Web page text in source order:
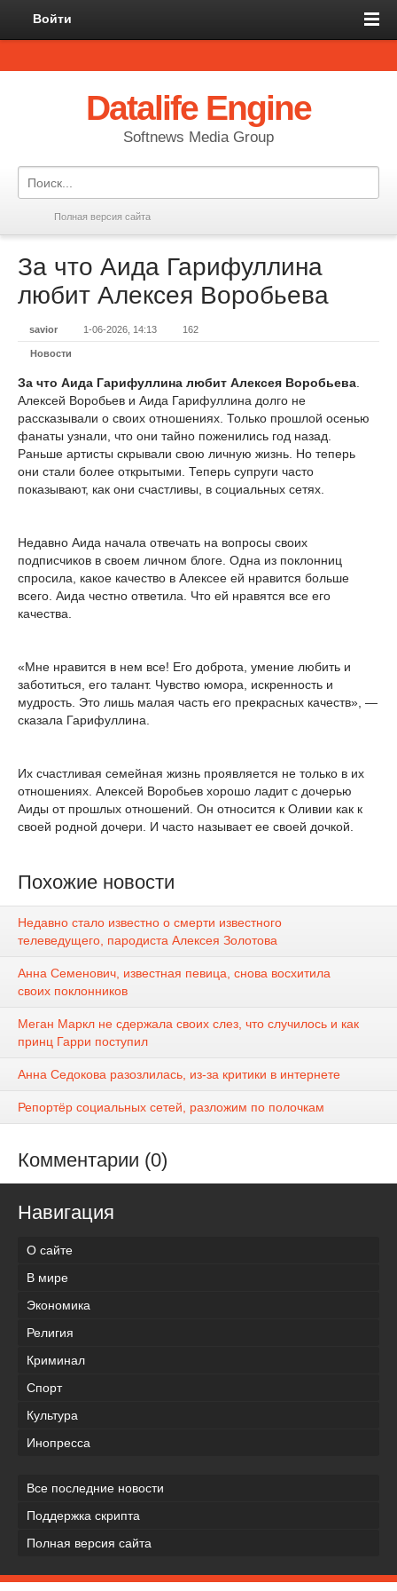
Войти
Datalife Engine
Softnews Media Group
Полная версия сайта
За что Аида Гарифуллина
любит Алексея Воробьева
savior 1-06-2026, 14:13 162
Новости
За что Аида Гарифуллина любит Алексея Воробьева
Алексей Воробьев и Аида Гарифуллина долго не
рассказывали о своих отношениях. Только прошлой осенью
фанаты узнали, что они тайно поженились год назад.
Раньше артисты скрывали свою личную жизнь. Но теперь
они стали более открытыми. Теперь супруги часто
показывают, как они счастливы, в социальных сетях.
Недавно Аида начала отвечать на вопросы своих
подписчиков в своем личном блоге. Одна из поклонниц
спросила, какое качество в Алексее ей нравится больше
всего. Аида честно ответила. Что ей нравятся все его
качества.
«Мне нравится в нем все! Его доброта, умение любить и
заботиться, его талант. Чувство юмора, искренность и
мудрость. Это лишь малая часть его прекрасных качеств», —
сказала Гарифуллина.
Их счастливая семейная жизнь проявляется не только в их
отношениях. Алексей Воробьев хорошо ладит с дочерью
Аиды от прошлых отношений. Он относится к Оливии как к
своей родной дочери. И часто называет ее своей дочкой.
Похожие новости
Недавно стало известно о смерти известного
телеведущего, пародиста Алексея Золотова
Анна Семенович, известная певица, снова восхитила
своих поклонников
Меган Маркл не сдержала своих слез, что случилось и как
принц Гарри поступил
Анна Седокова разозлилась, из-за критики в интернете
Репортёр социальных сетей, разложим по полочкам
Комментарии (0)
Навигация
О сайте
В мире
Экономика
Религия
Криминал
Спорт
Культура
Инопресса
Все последние новости
Поддержка скрипта
Полная версия сайта